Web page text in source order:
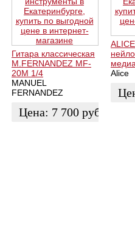
Гитара классическая
М.FERNANDEZ MF-
20M 1/4
MANUEL
FERNANDEZ
Цена: 7 700 руб.
Alice